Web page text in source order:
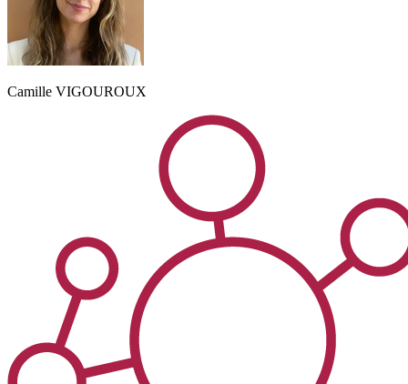
Camille VIGOUROUX